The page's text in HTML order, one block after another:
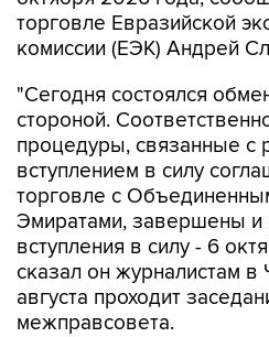
торговле Евразийской
комиссии (ЕЭК) Андрей
"Сегодня состоялся
стороной.
процедуры, связанные с
вступлением в силу
торговле с
Эмиратами, завершены и
вступления в силу - 6
сказал он журналистам в
августа проходит
межправсовета.